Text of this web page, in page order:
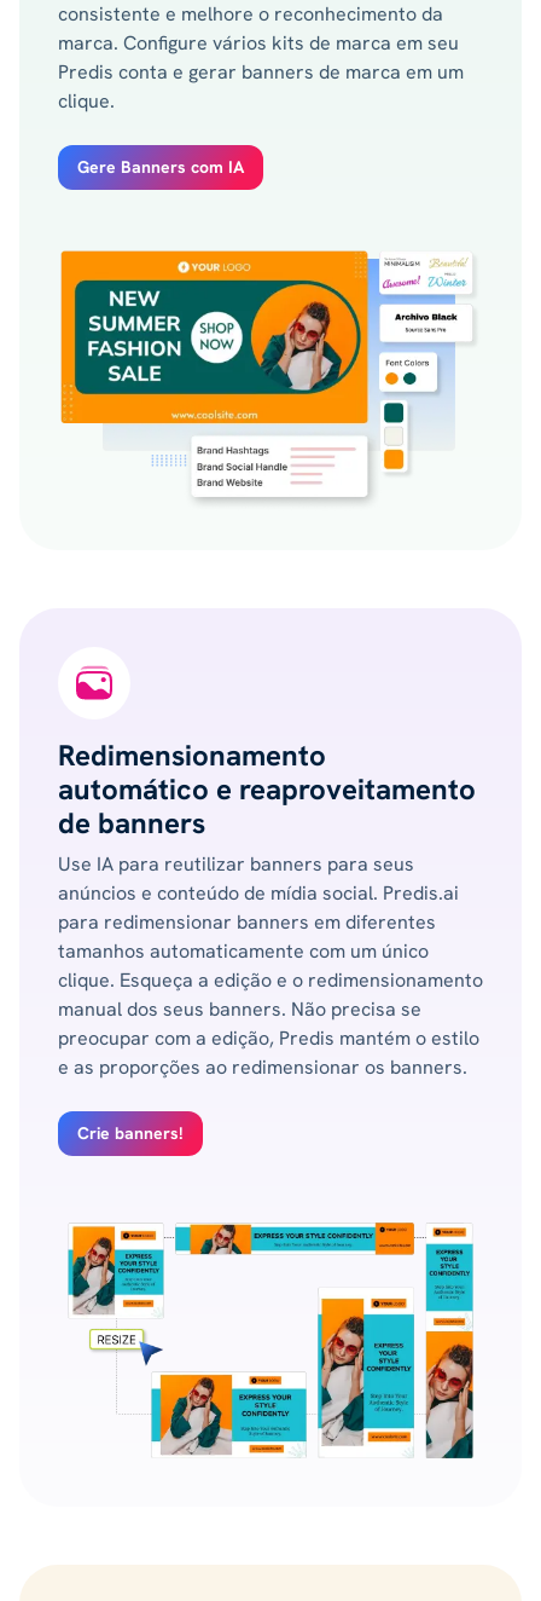
consistente e melhore o reconhecimento da
marca. Configure vários kits de marca em seu
Predis conta e gerar banners de marca em um
clique.
Gere Banners com IA
Redimensionamento
automático e reaproveitamento
de banners
Use IA para reutilizar banners para seus
anúncios e conteúdo de mídia social. Predis.ai
para redimensionar banners em diferentes
tamanhos automaticamente com um único
clique. Esqueça a edição e o redimensionamento
manual dos seus banners. Não precisa se
preocupar com a edição, Predis mantém o estilo
e as proporções ao redimensionar os banners.
Crie banners!